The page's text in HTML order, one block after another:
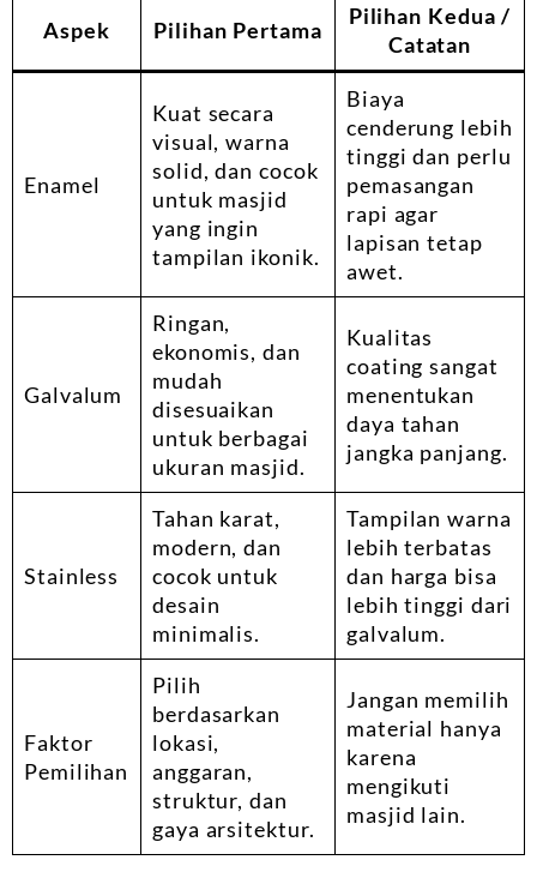
Aspek Pilihan Pertama
Pilihan Kedua /
Catatan
Enamel
Kuat secara
visual, warna
solid, dan cocok
untuk masjid
yang ingin
tampilan ikonik.
Biaya
cenderung lebih
tinggi dan perlu
pemasangan
rapi agar
lapisan tetap
awet.
Galvalum
Ringan,
ekonomis, dan
mudah
disesuaikan
untuk berbagai
ukuran masjid.
Kualitas
coating sangat
menentukan
daya tahan
jangka panjang.
Stainless
Tahan karat,
modern, dan
cocok untuk
desain
minimalis.
Tampilan warna
lebih terbatas
dan harga bisa
lebih tinggi dari
galvalum.
Faktor
Pemilihan
Pilih
berdasarkan
lokasi,
anggaran,
struktur, dan
gaya arsitektur.
Jangan memilih
material hanya
karena
mengikuti
masjid lain.